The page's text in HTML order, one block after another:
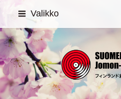
Siirry
sisältöön
Valikko